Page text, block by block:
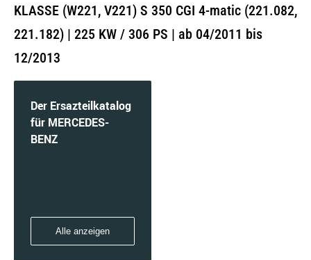
KLASSE (W221, V221) S 350 CGI 4-matic (221.082,
221.182) | 225 KW / 306 PS | ab 04/2011 bis
12/2013
Der Ersazteilkatalog
für MERCEDES-
BENZ
Alle anzeigen